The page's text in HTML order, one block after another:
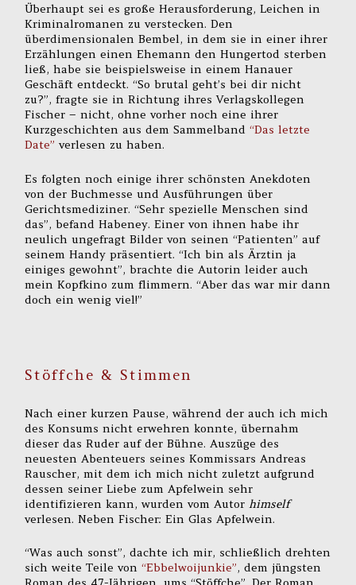
Überhaupt sei es große Herausforderung, Leichen in
Kriminalromanen zu verstecken. Den
überdimensionalen Bembel, in dem sie in einer ihrer
Erzählungen einen Ehemann den Hungertod sterben
ließ, habe sie beispielsweise in einem Hanauer
Geschäft entdeckt. “So brutal geht’s bei dir nicht
zu?”, fragte sie in Richtung ihres Verlagskollegen
Fischer – nicht, ohne vorher noch eine ihrer
Kurzgeschichten aus dem Sammelband“Das letzte
Date” verlesen zu haben.
Es folgten noch einige ihrer schönsten Anekdoten
von der Buchmesse und Ausführungen über
Gerichtsmediziner. “Sehr spezielle Menschen sind
das”, befand Habeney. Einer von ihnen habe ihr
neulich ungefragt Bilder von seinen “Patienten” auf
seinem Handy präsentiert. “Ich bin als Ärztin ja
einiges gewohnt”, brachte die Autorin leider auch
mein Kopfkino zum flimmern. “Aber das war mir dann
doch ein wenig viel!”
Stöffche & Stimmen
Nach einer kurzen Pause, während der auch ich mich
des Konsums nicht erwehren konnte, übernahm
dieser das Ruder auf der Bühne. Auszüge des
neuesten Abenteuers seines Kommissars Andreas
Rauscher, mit dem ich mich nicht zuletzt aufgrund
dessen seiner Liebe zum Apfelwein sehr
identifizieren kann, wurden vom Autorhimself
verlesen. Neben Fischer: Ein Glas Apfelwein.
“Was auch sonst”, dachte ich mir, schließlich drehten
sich weite Teile von“Ebbelwoijunkie”, dem jüngsten